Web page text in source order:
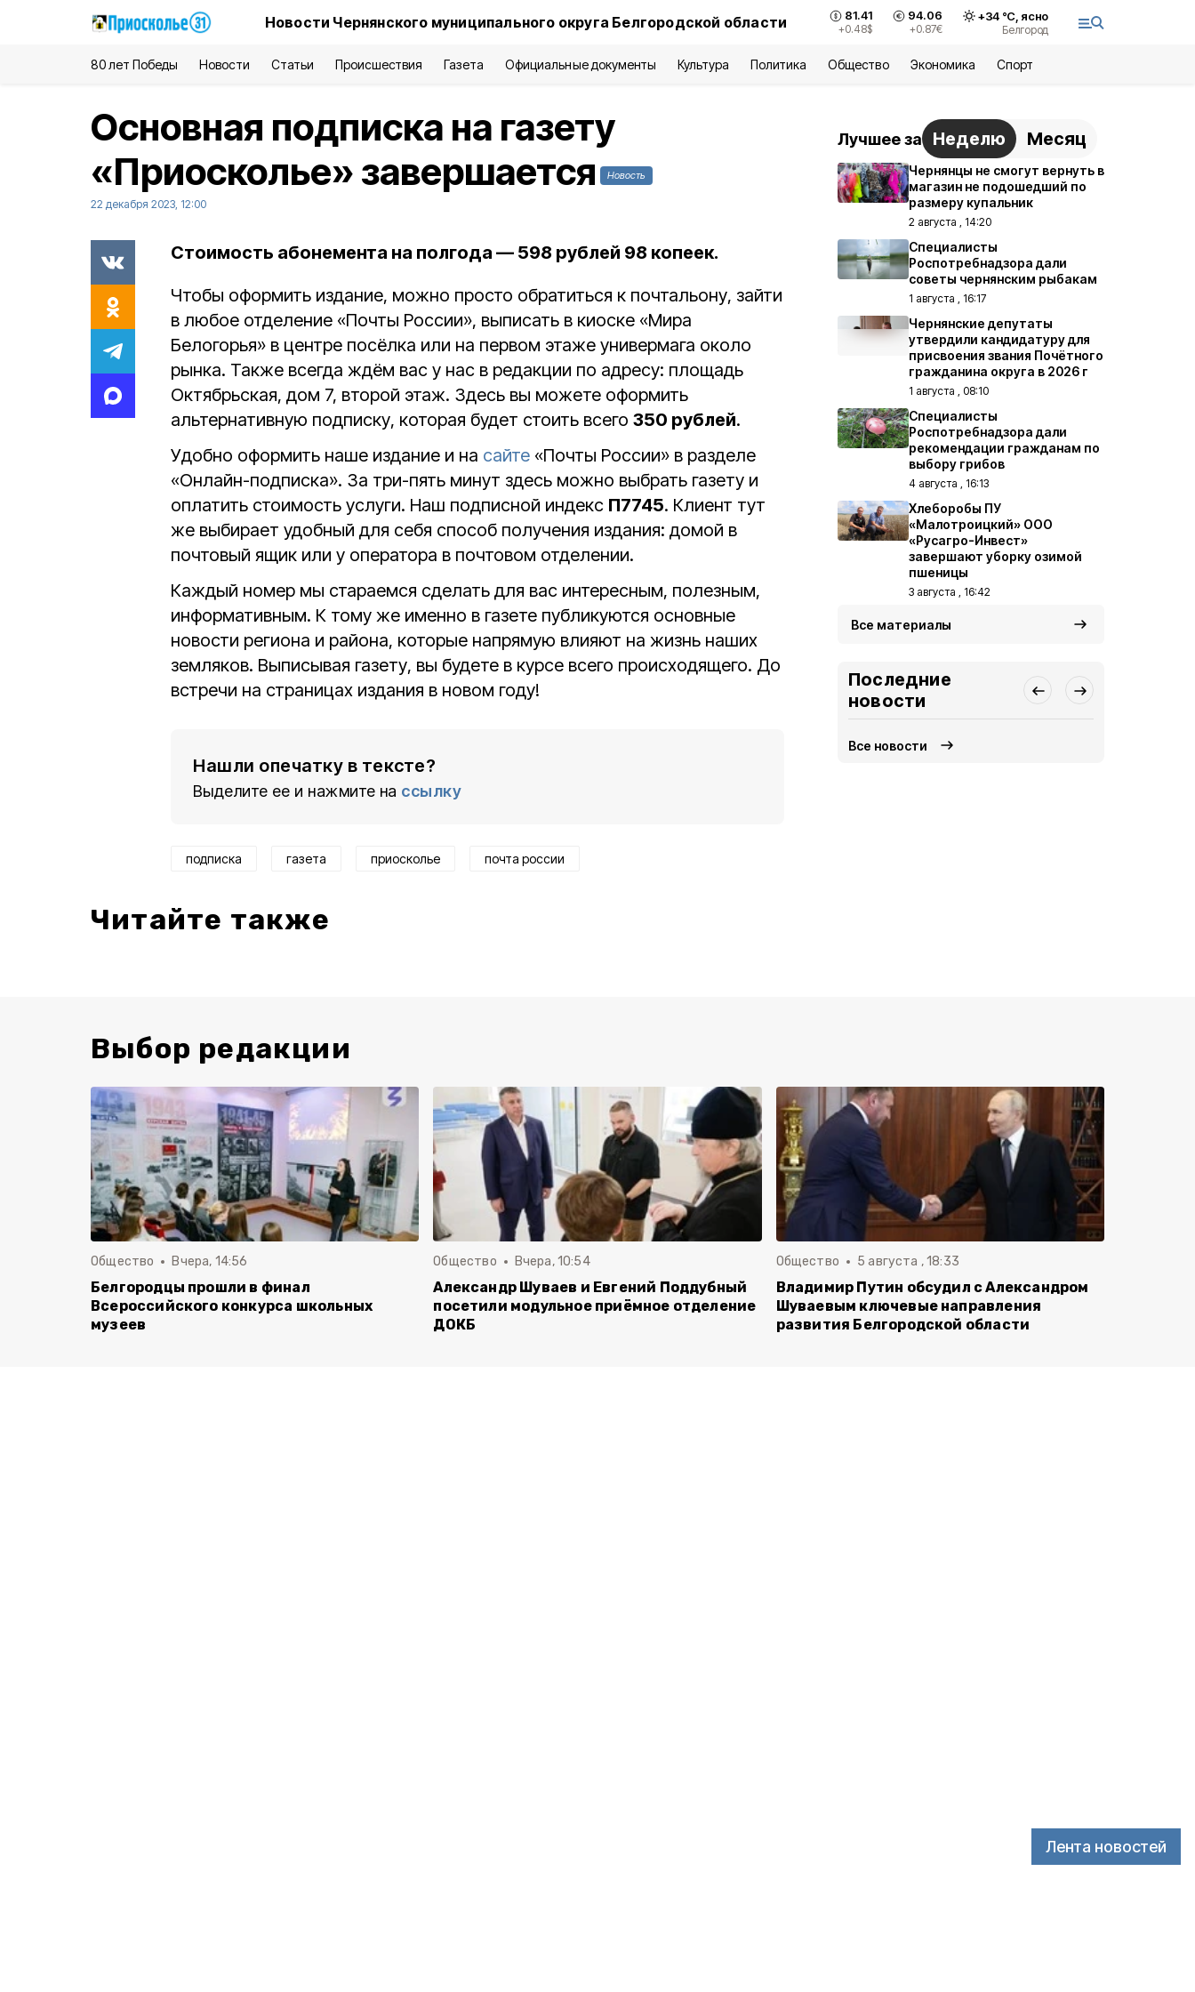
Новости Чернянского муниципального округа Белгородской области 81.41
+0.48$
94.06
+0.87€
+34°С, ясно
Белгород
80 лет Победы Новости Статьи Происшествия Газета Официальные документы Культура Политика Общество Экономика Спорт
Лента новостей
Основная подписка на газету
«Приосколье» завершается
Новость
22 декабря 2023, 12:00
Стоимость абонемента на полгода — 598 рублей 98 копеек.
Чтобы оформить издание, можно просто обратиться к почтальону, зайти
в любое отделение «Почты России», выписать в киоске «Мира
Белогорья» в центре посёлка или на первом этаже универмага около
рынка. Также всегда ждём вас у нас в редакции по адресу: площадь
Октябрьская, дом 7, второй этаж. Здесь вы можете оформить
альтернативную подписку, которая будет стоить всего 350 рублей.
Удобно оформить наше издание и на сайте «Почты России» в разделе
«Онлайн-подписка». За три-пять минут здесь можно выбрать газету и
оплатить стоимость услуги. Наш подписной индекс П7745. Клиент тут
же выбирает удобный для себя способ получения издания: домой в
почтовый ящик или у оператора в почтовом отделении.
Каждый номер мы стараемся сделать для вас интересным, полезным,
информативным. К тому же именно в газете публикуются основные
новости региона и района, которые напрямую влияют на жизнь наших
земляков. Выписывая газету, вы будете в курсе всего происходящего. До
встречи на страницах издания в новом году!
Нашли опечатку в тексте?
Выделите ее и нажмите на ссылку
подписка газета приосколье почта россии
Читайте также
Лучшее за Неделю Месяц
Чернянцы не смогут вернуть в
магазин не подошедший по
размеру купальник
2 августа , 14:20
Специалисты
Роспотребнадзора дали
советы чернянским рыбакам
1 августа , 16:17
Чернянские депутаты
утвердили кандидатуру для
присвоения звания Почётного
гражданина округа в 2026 г
1 августа , 08:10
Специалисты
Роспотребнадзора дали
рекомендации гражданам по
выбору грибов
4 августа , 16:13
Хлеборобы ПУ
«Малотроицкий» ООО
«Русагро-Инвест»
завершают уборку озимой
пшеницы
3 августа , 16:42
Все материалы
Последние
новости
Все новости
Выбор редакции
Общество Вчера, 14:56
Белгородцы прошли в финал
Всероссийского конкурса школьных
музеев
Общество Вчера, 10:54
Александр Шуваев и Евгений Поддубный
посетили модульное приёмное отделение
ДОКБ
Общество 5 августа , 18:33
Владимир Путин обсудил с Александром
Шуваевым ключевые направления
развития Белгородской области